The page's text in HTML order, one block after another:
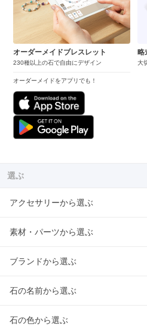
オーダーメイドブレスレット
230種以上の石で自由にデザイン
オーダーメイドをアプリでも！
略
大
選ぶ
アクセサリーから選ぶ
素材・パーツから選ぶ
ブランドから選ぶ
石の名前から選ぶ
石の色から選ぶ